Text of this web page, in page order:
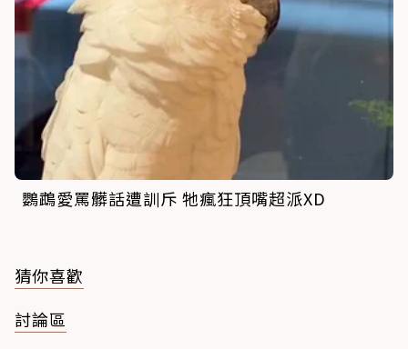
鸚鵡愛罵髒話遭訓斥 牠瘋狂頂嘴超派XD
猜你喜歡
討論區